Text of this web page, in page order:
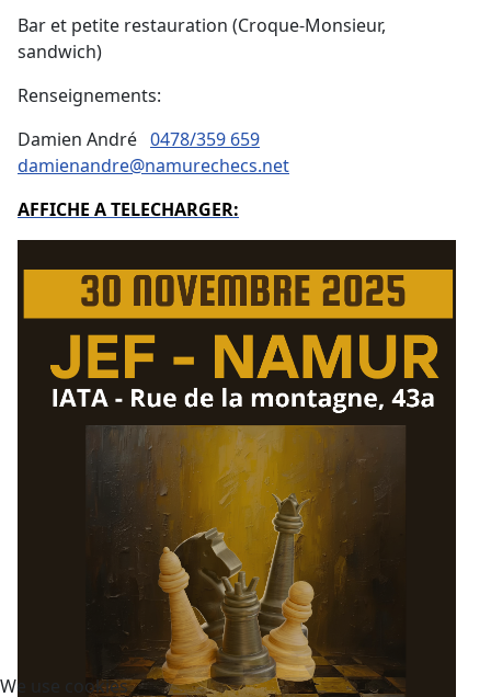
Bar et petite restauration (Croque-Monsieur,
sandwich)
Renseignements:
Damien André 0478/359 659
damienandre@namurechecs.net
AFFICHE A TELECHARGER:
We use cookies